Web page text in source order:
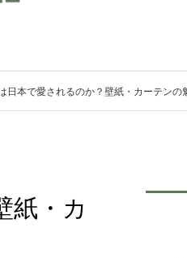
日本で愛されるのか？壁紙・カーテンの
紙・カ